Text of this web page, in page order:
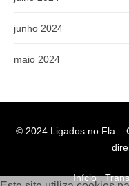
junho 2024
maio 2024
© 2024 Ligados no Fla –
Início